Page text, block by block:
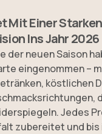
Mit Einer Starken
Ins Jahr 2026
der neuen Saison
eingenommen –
köstlichen
Jedes
zubereitet und bis